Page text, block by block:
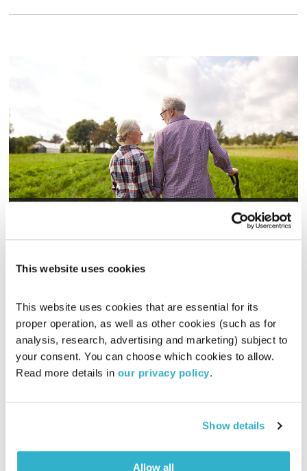
This website uses cookies
This website uses cookies that are essential for its
proper operation, as well as other cookies (such as for
analysis, research, advertising and marketing) subject to
your consent. You can choose which cookies to allow.
Read more details in our privacy policy.
Show details
Allow all
לשם שינוי – 28.11.19
אומללים בגיל העמידה? אירי ריקין ושמואל וילוז'ני משוחחים